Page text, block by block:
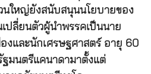
นใหญ่ยังสนับสนุนนโยบายของ
ปลี่ยนตัวผู้นำพรรคเป็นนาย
งและนักเศรษฐศาสตร์ อายุ 60
มนตรีแคนาดามาตั้งแต่